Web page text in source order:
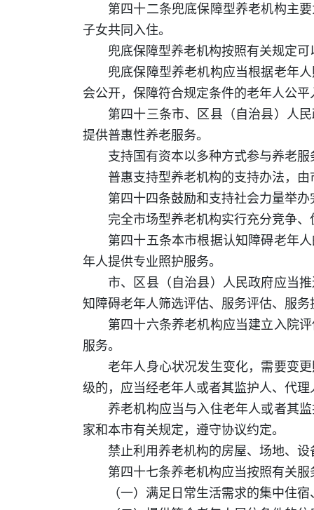
第四十二条兜底保障型养老机构主
子女共同入住。
兜底保障型养老机构按照有关规定
兜底保障型养老机构应当根据老年
会公开，保障符合规定条件的老年人公平
第四十三条市、区县（自治县）人
提供普惠性养老服务。
支持国有资本以多种方式参与养老
普惠支持型养老机构的支持办法，
第四十四条鼓励和支持社会力量举
完全市场型养老机构实行充分竞争
第四十五条本市根据认知障碍老年
年人提供专业照护服务。
市、区县（自治县）人民政府应当
知障碍老年人筛选评估、服务评估、服务
第四十六条养老机构应当建立入院
服务。
老年人身心状况发生变化，需要变
级的，应当经老年人或者其监护人、代理
养老机构应当与入住老年人或者其
家和本市有关规定，遵守协议约定。
禁止利用养老机构的房屋、场地、
第四十七条养老机构应当按照有关
（一）满足日常生活需求的集中住